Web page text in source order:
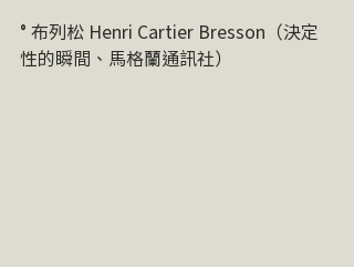
° 布列松 Henri Cartier Bresson（決定
性的瞬間、馬格蘭通訊社）